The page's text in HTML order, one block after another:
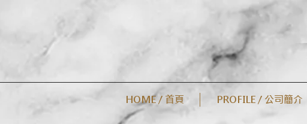
HOME / 首頁 PROFILE / 公司簡介